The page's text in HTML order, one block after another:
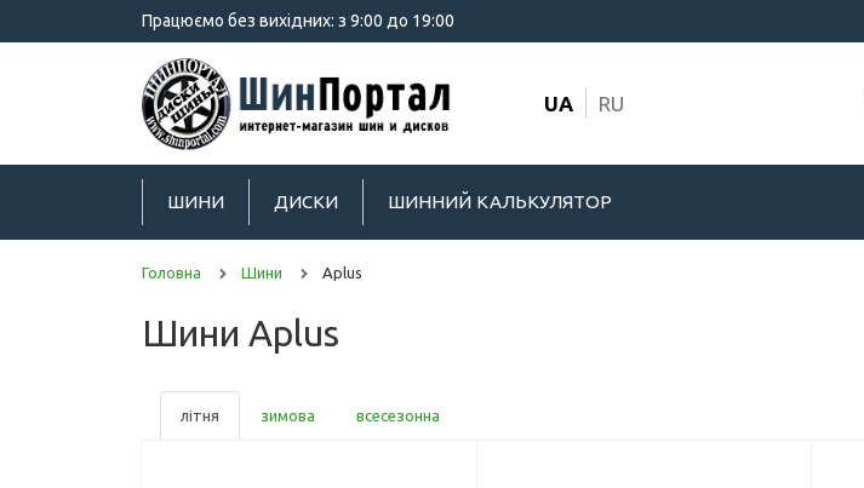
Працюємо без вихідних: з 9:00 до 19:00
UA RU
ШИНИ ДИСКИ ШИННИЙ КАЛЬКУЛЯТОР
Головна Шини Aplus
Шини Aplus
літня зимова всесезонна